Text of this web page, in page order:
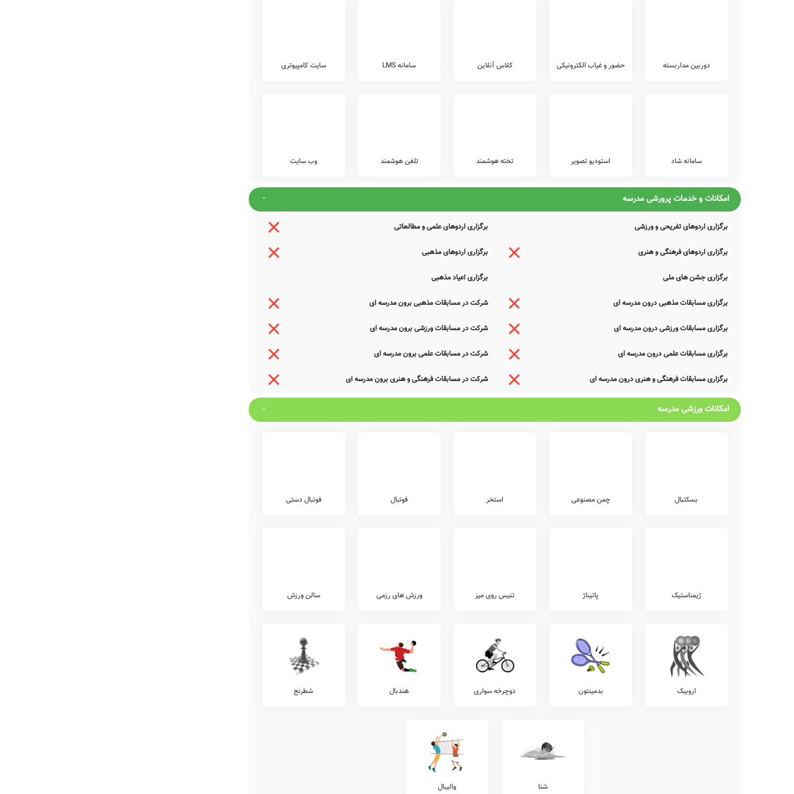
ضمناً یادآور می شود اطلاعات مندرج در این صفحه توسط موتورهای جستجوی هوشمند سامانه های آنلاین گردآوری شده است. به همین جهت ممکن است در برخی از
دوربین مداربسته حضور و غیاب الکترونیکی کلاس آنلاین سامانه LMS سایت کامپیوتری
سامانه شاد استودیو تصویر تخته هوشمند تلفن هوشمند وب سایت
امکانات و خدمات پرورشی مدرسه
برگزاری اردوهای تفریحی و ورزشی برگزاری اردوهای علمی و مطالعاتی
برگزاری اردوهای فرهنگی و هنری برگزاری اردوهای مذهبی
برگزاری جشن های ملی برگزاری اعیاد مذهبی
برگزاری مسابقات مذهبی درون مدرسه ای شرکت در مسابقات مذهبی برون مدرسه ای
برگزاری مسابقات ورزشی درون مدرسه ای شرکت در مسابقات ورزشی برون مدرسه ای
برگزاری مسابقات علمی درون مدرسه ای شرکت در مسابقات علمی برون مدرسه ای
برگزاری مسابقات فرهنگی و هنری درون مدرسه ای شرکت در مسابقات فرهنگی و هنری برون مدرسه ای
امکانات ورزشی مدرسه
بسکتبال چمن مصنوعی استخر فوتبال فوتبال دستی
ژیمناستیک پاتیناژ تنیس روی میز ورزش های رزمی سالن ورزش
اروبیک بدمینتون دوچرخه سواری هندبال شطرنج
شنا والیبال